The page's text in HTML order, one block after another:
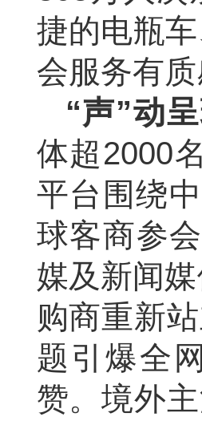
捷的电瓶
会服务有
“声”动
体超2000
平台围绕
球客商参
媒及新闻
购商重新
题引爆全
赞。境外